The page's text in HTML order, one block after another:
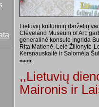
Lietuvių kultūrinių darželių
Cleveland Museum of Art:
generalinė konsulė Ingrida
Rita Matienė, Lelė Žilionytė-
Kersnauskaitė ir Salomėja
nuotr.
,,Lietuvių
Maironis ir